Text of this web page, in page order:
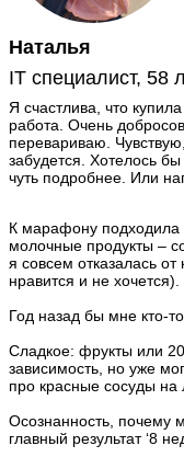
Наталья
IT специалист, 58
Я счастлива, что
работа. Очень
перевариваю.
забудется. Хотелось
чуть подробнее. Или
К марафону подходила
молочные продукты –
я совсем отказалась
нравится и не хочется).
Год назад бы мне кто-
Сладкое: фрукты или
зависимость, но уже
про красные сосуды на
Осознанность, почему
главный результат ‘8